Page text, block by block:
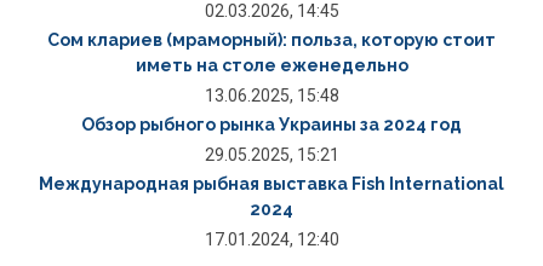
02.03.2026, 14:45
Сом клариев (мраморный): польза, которую стоит
иметь на столе еженедельно
13.06.2025, 15:48
Обзор рыбного рынка Украины за 2024 год
29.05.2025, 15:21
Международная рыбная выставка Fish International
2024
17.01.2024, 12:40